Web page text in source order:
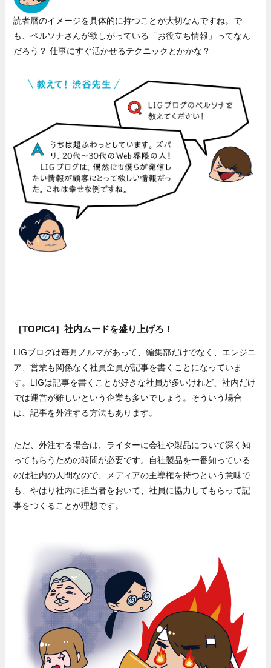
読者層のイメージを具体的に持つことが大切なんですね。で
も、ペルソナさんが欲しがっている「お役立ち情報」ってなん
だろう？ 仕事にすぐ活かせるテクニックとかかな？
［TOPIC4］社内ムードを盛り上げろ！
LIGブログは毎月ノルマがあって、編集部だけでなく、エンジニ
ア、営業も関係なく社員全員が記事を書くことになっていま
す。LIGは記事を書くことが好きな社員が多いけれど、社内だけ
では運営が難しいという企業も多いでしょう。そういう場合
は、記事を外注する方法もあります。
ただ、外注する場合は、ライターに会社や製品について深く知
ってもらうための時間が必要です。自社製品を一番知っている
のは社内の人間なので、メディアの主導権を持つという意味で
も、やはり社内に担当者をおいて、社員に協力してもらって記
事をつくることが理想です。